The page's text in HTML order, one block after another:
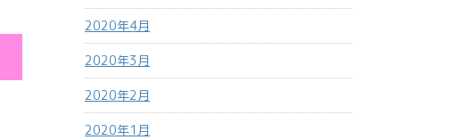
2020年4月
2020年3月
2020年2月
2020年1月